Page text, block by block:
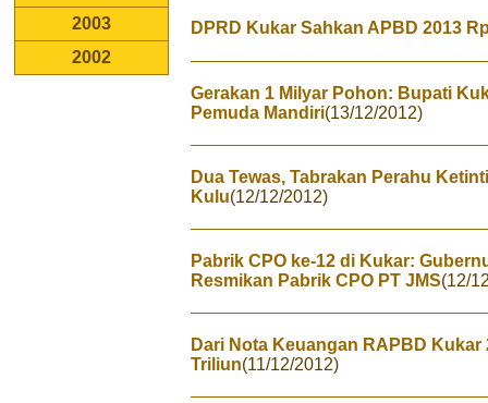
2003
2002
DPRD Kukar Sahkan APBD 2013
Gerakan 1 Milyar Pohon: Bupati
Pemuda Mandiri(13/12/2012)
Dua Tewas, Tabrakan Perahu
Kulu(12/12/2012)
Pabrik CPO ke-12 di Kukar:
Resmikan Pabrik CPO PT JMS(12/
Dari Nota Keuangan RAPBD
Triliun(11/12/2012)